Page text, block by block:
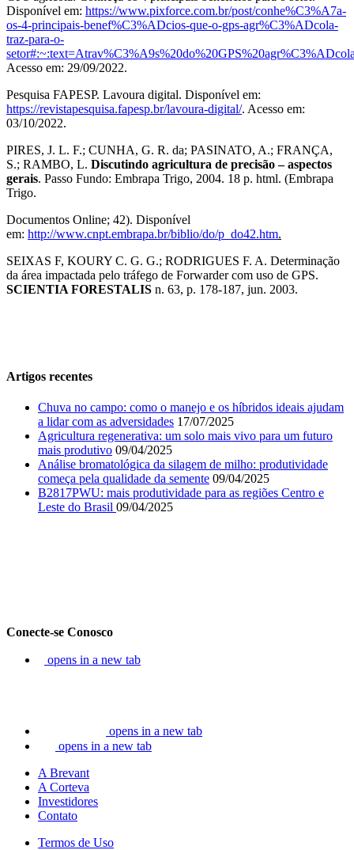
Disponível em: https://www.pixforce.com.br/post/conhe%C3%A7a-
os-4-principais-benef%C3%ADcios-que-o-gps-agr%C3%ADcola-
traz-para-o-
Acesso em: 29/09/2022.
Pesquisa FAPESP. Lavoura digital. Disponível em:
https://revistapesquisa.fapesp.br/lavoura-digital/. Acesso em:
03/10/2022.
PIRES, J. L. F.; CUNHA, G. R. da; PASINATO, A.; FRANÇA,
S.; RAMBO, L. Discutindo agricultura de precisão – aspectos
gerais. Passo Fundo: Embrapa Trigo, 2004. 18 p. html. (Embrapa
Trigo.
Documentos Online; 42). Disponível
em: http://www.cnpt.embrapa.br/biblio/do/p_do42.htm.
SEIXAS F, KOURY C. G. G.; RODRIGUES F. A. Determinação
da área impactada pelo tráfego de Forwarder com uso de GPS.
SCIENTIA FORESTALIS n. 63, p. 178-187, jun. 2003.
Artigos recentes
Chuva no campo: como o manejo e os híbridos ideais ajudam
a lidar com as adversidades 17/07/2025
Agricultura regenerativa: um solo mais vivo para um futuro
mais produtivo 09/04/2025
Análise bromatológica da silagem de milho: produtividade
começa pela qualidade da semente 09/04/2025
B2817PWU: mais produtividade para as regiões Centro e
Leste do Brasil 09/04/2025
Conecte-se Conosco
opens in a new tab
opens in a new tab
opens in a new tab
A Brevant
A Corteva
Investidores
Contato
Termos de Uso